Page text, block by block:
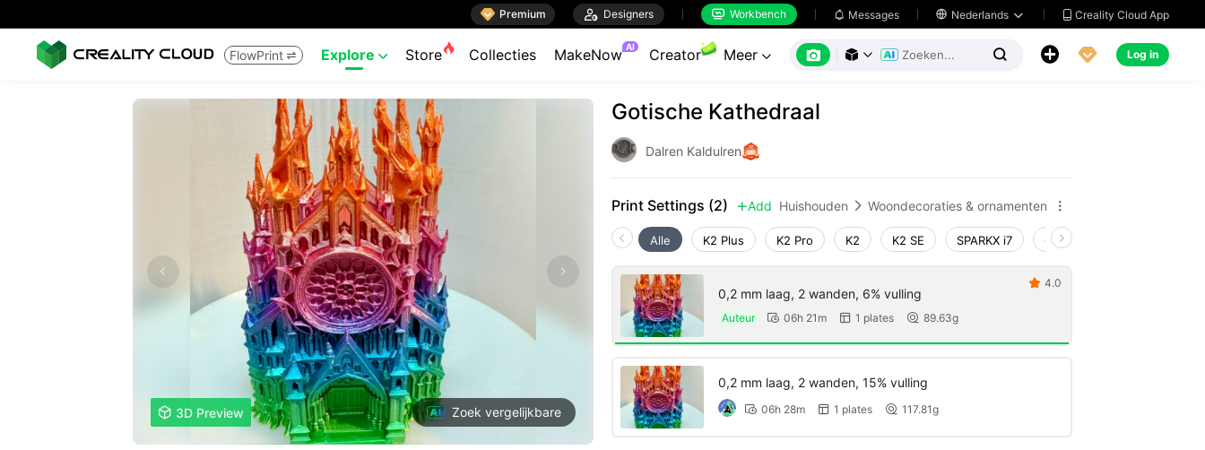
 Premium  Designers  Workbench  Messages  Nederlands   Creality Cloud App
FlowPrint  Explore  Store Collecties MakeNow AI Creator Meer        Log in
 3D Preview Zoek vergelijkbare
Gotische Kathedraal
Dalren Kaldulren
Print Settings (2) Add Huishouden  Woondecoraties & ornamenten 
Alle K2 Plus K2 Pro K2 K2 SE SPARKX i7 Creality Hi
0,2 mm laag, 2 wanden, 6% vulling
Auteur  06h 21m  1 plates  89.63g
 4.0
0,2 mm laag, 2 wanden, 15% vulling
 06h 28m  1 plates  117.81g